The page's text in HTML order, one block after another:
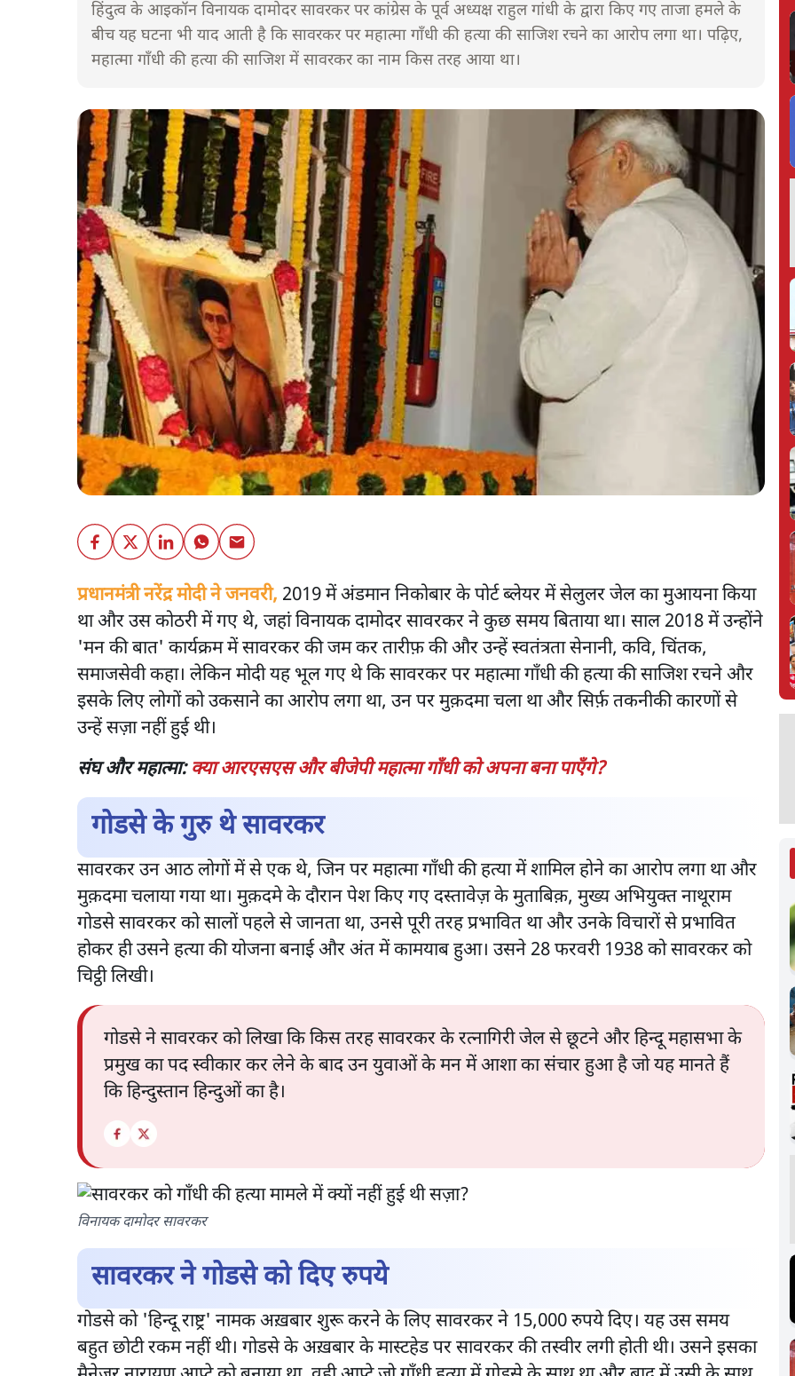
हिंदुत्व के आइकॉन विनायक दामोदर सावरकर पर कांग्रेस के पूर्व अध्यक्ष राहुल गांधी के द्वारा किए गए ताजा हमले के
बीच यह घटना भी याद आती है कि सावरकर पर महात्मा गाँधी की हत्या की साजिश रचने का आरोप लगा था। पढ़िए,
महात्मा गाँधी की हत्या की साजिश में सावरकर का नाम किस तरह आया था।
प्रधानमंत्री नरेंद्र मोदी ने जनवरी, 2019 में अंडमान निकोबार के पोर्ट ब्लेयर में सेलुलर जेल का मुआयना किया
था और उस कोठरी में गए थे, जहां विनायक दामोदर सावरकर ने कुछ समय बिताया था। साल 2018 में उन्होंने
'मन की बात' कार्यक्रम में सावरकर की जम कर तारीफ़ की और उन्हें स्वतंत्रता सेनानी, कवि, चिंतक,
समाजसेवी कहा। लेकिन मोदी यह भूल गए थे कि सावरकर पर महात्मा गाँधी की हत्या की साजिश रचने और
इसके लिए लोगों को उकसाने का आरोप लगा था, उन पर मुक़दमा चला था और सिर्फ़ तकनीकी कारणों से
उन्हें सज़ा नहीं हुई थी।
संघ और महात्मा:क्या आरएसएस और बीजेपी महात्मा गाँधी को अपना बना पाएँगे?
गोडसे के गुरु थे सावरकर
सावरकर उन आठ लोगों में से एक थे, जिन पर महात्मा गाँधी की हत्या में शामिल होने का आरोप लगा था और
मुक़दमा चलाया गया था। मुक़दमे के दौरान पेश किए गए दस्तावेज़ के मुताबिक़, मुख्य अभियुक्त नाथूराम
गोडसे सावरकर को सालों पहले से जानता था, उनसे पूरी तरह प्रभावित था और उनके विचारों से प्रभावित
होकर ही उसने हत्या की योजना बनाई और अंत में कामयाब हुआ। उसने 28 फरवरी 1938 को सावरकर को
चिट्ठी लिखी।
गोडसे ने सावरकर को लिखा कि किस तरह सावरकर के रत्नागिरी जेल से छूटने और हिन्दू महासभा के
प्रमुख का पद स्वीकार कर लेने के बाद उन युवाओं के मन में आशा का संचार हुआ है जो यह मानते हैं
कि हिन्दुस्तान हिन्दुओं का है।
विनायक दामोदर सावरकर
सावरकर ने गोडसे को दिए रुपये
गोडसे को 'हिन्दू राष्ट्र' नामक अख़बार शुरू करने के लिए सावरकर ने 15,000 रुपये दिए। यह उस समय
बहुत छोटी रकम नहीं थी। गोडसे के अख़बार के मास्टहेड पर सावरकर की तस्वीर लगी होती थी। उसने इसका